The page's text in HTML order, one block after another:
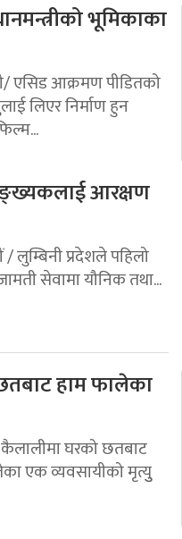
भूमिकाका
एसिड आक्रमण पीडितको
लिएर निर्माण हुन
आरक्षण
/ लुम्बिनी प्रदेशले पहिलो
सेवामा यौनिक तथा...
हाम फालेका
घरको छतबाट
एक व्यवसायीको मृत्युु